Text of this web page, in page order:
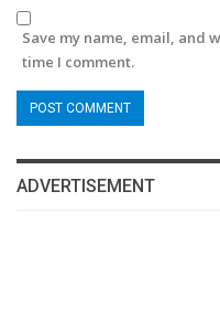
Save my name, email, and
time I comment.
ADVERTISEMENT